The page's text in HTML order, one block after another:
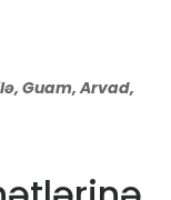
Guam, Arvad,